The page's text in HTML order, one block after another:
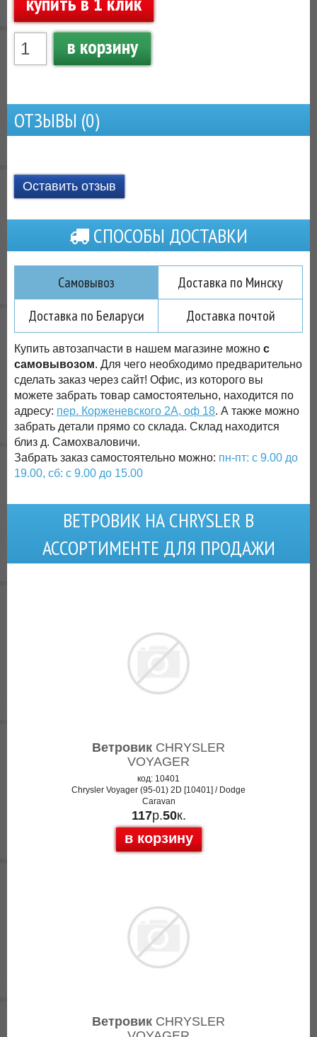
в корзину
ОТЗЫВЫ (0)
Оставить отзыв
СПОСОБЫ ДОСТАВКИ
Самовывоз
Доставка по Минску
Доставка по Беларуси
Доставка почтой
Купить автозапчасти в нашем магазине можно с
самовывозом. Для чего необходимо предварительно
сделать заказ через сайт! Офис, из которого вы
можете забрать товар самостоятельно, находится по
адресу: пер. Корженевского 2А, оф 18. А также можно
забрать детали прямо со склада. Склад находится
близ д. Самохваловичи.
Забрать заказ самостоятельно можно: пн-пт: с 9.00 до
19.00, сб: с 9.00 до 15.00
ВЕТРОВИК НА CHRYSLER В
АССОРТИМЕНТЕ ДЛЯ ПРОДАЖИ
Ветровик CHRYSLER
VOYAGER
код: 10401
Chrysler Voyager (95-01) 2D [10401] / Dodge
Caravan
117р.50к.
в корзину
Ветровик CHRYSLER